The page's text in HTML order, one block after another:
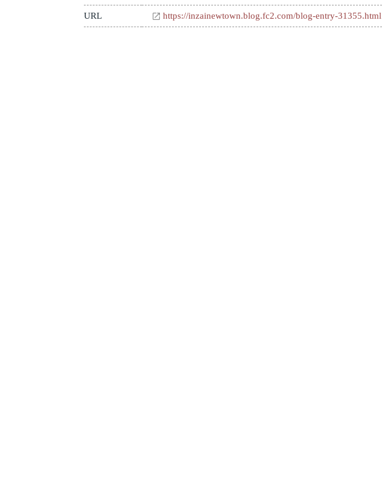
URL https://inzainewtown.blog.fc2.com/blog-entry-31355.html